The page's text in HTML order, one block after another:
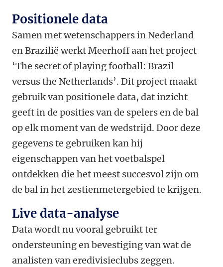
Positionele data
Samen met wetenschappers in Nederland
en Brazilië werkt Meerhoff aan het project
‘The secret of playing football: Brazil
versus the Netherlands’. Dit project maakt
gebruik van positionele data, dat inzicht
geeft in de posities van de spelers en de bal
op elk moment van de wedstrijd. Door deze
gegevens te gebruiken kan hij
eigenschappen van het voetbalspel
ontdekken die het meest succesvol zijn om
de bal in het zestienmetergebied te krijgen.
Live data-analyse
Data wordt nu vooral gebruikt ter
ondersteuning en bevestiging van wat de
analisten van eredivisieclubs zeggen.